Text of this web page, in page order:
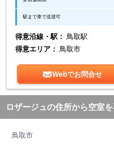
駅まで車で送迎可
得意沿線・駅：
鳥取駅
得意エリア：
鳥取市
Webでお問合せ
ロザージュの住所から空室
鳥取市